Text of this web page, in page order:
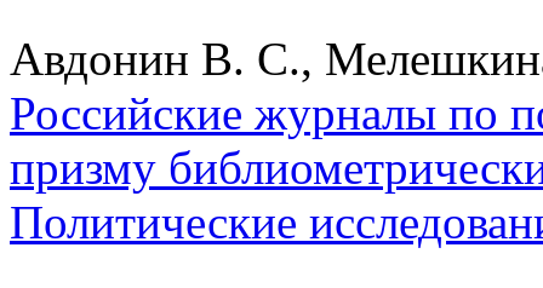
Авдонин В. С.,
Российские журналы по
призму
Политические